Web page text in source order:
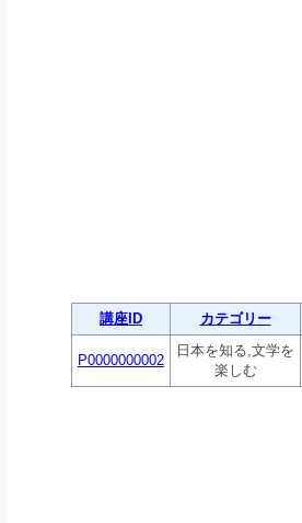
講座ID カテゴリー
P0000000002
日本を知る,文学を
楽しむ